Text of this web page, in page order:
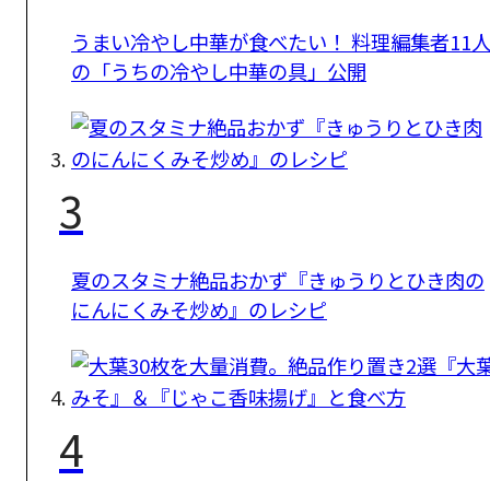
うまい冷やし中華が食べたい！ 料理編集者11人
の「うちの冷やし中華の具」公開
3
夏のスタミナ絶品おかず『きゅうりとひき肉の
にんにくみそ炒め』のレシピ
4